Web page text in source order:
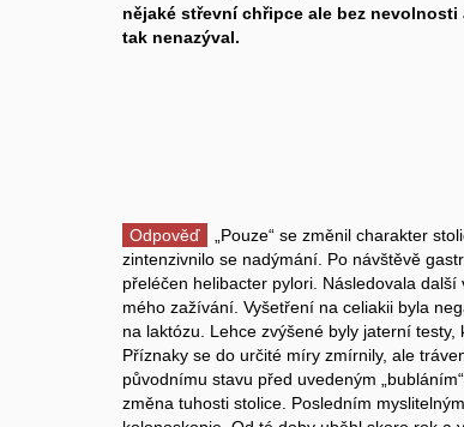
nějaké střevní chřipce ale bez
tak nenazýval.
Odpověď
„Pouze“ se změnil charakter
zintenzivnilo se nadýmání. Po návštěvě
přeléčen helibacter pylori. Následovala
mého zažívání. Vyšetření na celiakii byla
na laktózu. Lehce zvýšené byly jaterní testy,
Příznaky se do určité míry zmírnily, ale
původnímu stavu před uvedeným
změna tuhosti stolice. Posledním